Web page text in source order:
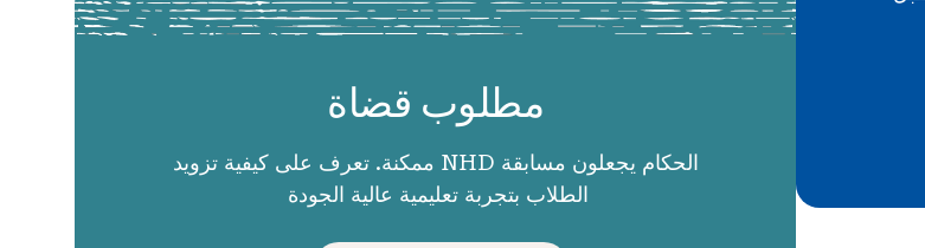
مطلوب قضاة
الحكام يجعلون مسابقة NHD ممكنة. تعرف على كيفية تزويد
الطلاب بتجربة تعليمية عالية الجودة